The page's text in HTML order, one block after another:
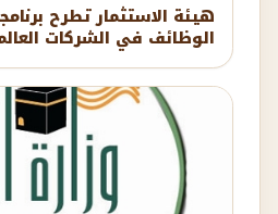
هيئة الاستثمار تطرح
الوظائف في الشركات